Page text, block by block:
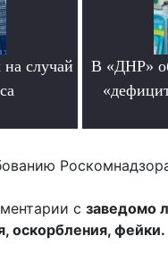
случай
В «ДНР»
с заведомо
оскорбления, фейки.